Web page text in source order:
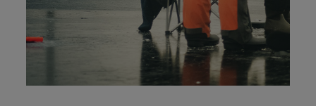
Fiskeset